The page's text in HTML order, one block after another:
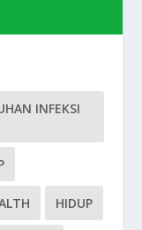
INFEKSI
HIDUP